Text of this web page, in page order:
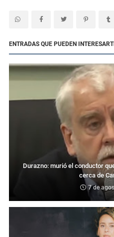
ENTRADAS QUE PUEDEN
Durazno: murió el conductor
cerca de
7 de